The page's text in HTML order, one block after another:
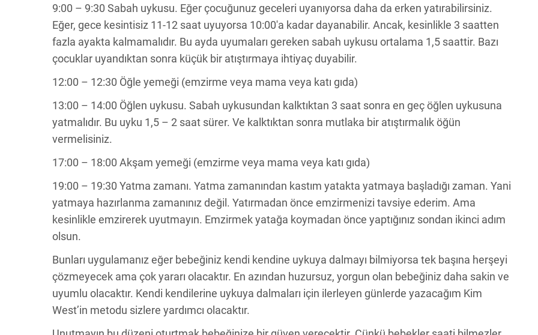
9:00 – 9:30 Sabah uykusu. Eğer çocuğunuz geceleri uyanıyorsa daha da erken yatırabilirsiniz.
Eğer, gece kesintisiz 11-12 saat uyuyorsa 10:00′a kadar dayanabilir. Ancak, kesinlikle 3 saatten
fazla ayakta kalmamalıdır. Bu ayda uyumaları gereken sabah uykusu ortalama 1,5 saattir. Bazı
çocuklar uyandıktan sonra küçük bir atıştırmaya ihtiyaç duyabilir.
12:00 – 12:30 Öğle yemeği (emzirme veya mama veya katı gıda)
13:00 – 14:00 Öğlen uykusu. Sabah uykusundan kalktıktan 3 saat sonra en geç öğlen uykusuna
yatmalıdır. Bu uyku 1,5 – 2 saat sürer. Ve kalktıktan sonra mutlaka bir atıştırmalık öğün
vermelisiniz.
17:00 – 18:00 Akşam yemeği (emzirme veya mama veya katı gıda)
19:00 – 19:30 Yatma zamanı. Yatma zamanından kastım yatakta yatmaya başladığı zaman. Yani
yatmaya hazırlanma zamanınız değil. Yatırmadan önce emzirmenizi tavsiye ederim. Ama
kesinlikle emzirerek uyutmayın. Emzirmek yatağa koymadan önce yaptığınız sondan ikinci adım
olsun.
Bunları uygulamanız eğer bebeğiniz kendi kendine uykuya dalmayı bilmiyorsa tek başına herşeyi
çözmeyecek ama çok yararı olacaktır. En azından huzursuz, yorgun olan bebeğiniz daha sakin ve
uyumlu olacaktır. Kendi kendilerine uykuya dalmaları için ilerleyen günlerde yazacağım Kim
West’in metodu sizlere yardımcı olacaktır.